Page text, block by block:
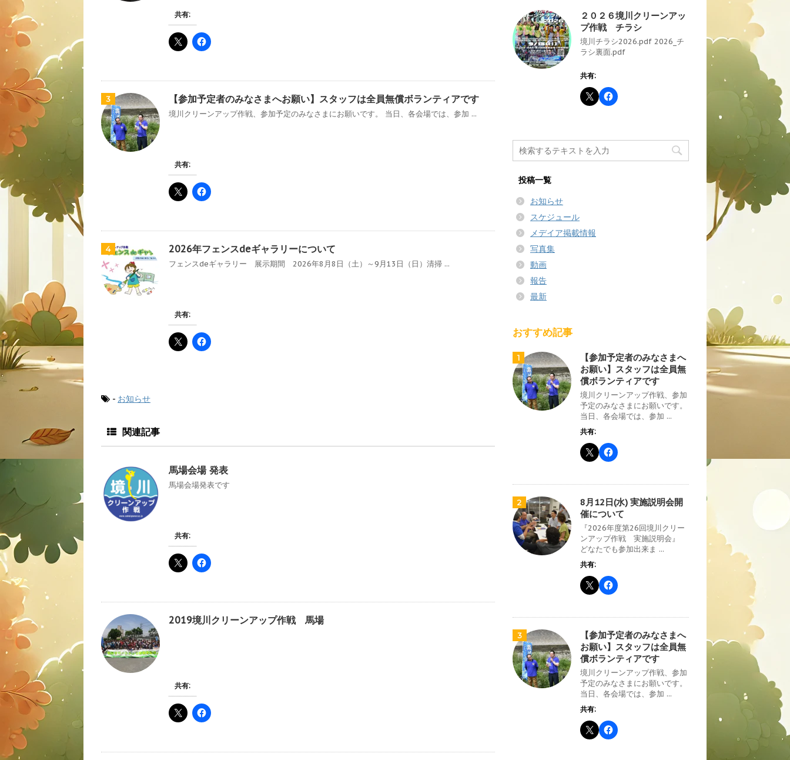
共有:
3 【参加予定者のみなさまへお願い】スタッフは全員無償ボランティアです
境川クリーンアップ作戦、参加予定のみなさまにお願いです。 当日、各会場では、参加 ...
共有:
4 2026年フェンスdeギャラリーについて
フェンスdeギャラリー 展示期間 2026年8月8日（土）～9月13日（日）清掃 ...
共有:
- お知らせ
関連記事
馬場会場 発表
馬場会場発表です
共有:
2019境川クリーンアップ作戦 馬場
共有:
２０２６境川クリーンアッ
プ作戦 チラシ
境川チラシ2026.pdf 2026_チ
ラシ裏面.pdf
共有:
投稿一覧
お知らせ
スケジュール
メデイア掲載情報
写真集
動画
報告
最新
おすすめ記事
1
【参加予定者のみなさまへ
お願い】スタッフは全員無
償ボランティアです
境川クリーンアップ作戦、参加
予定のみなさまにお願いです。
当日、各会場では、参加 ...
共有:
2
8月12日(水) 実施説明会開
催について
『2026年度第26回境川クリー
ンアップ作戦 実施説明会』
どなたでも参加出来ま ...
共有:
3
【参加予定者のみなさまへ
お願い】スタッフは全員無
償ボランティアです
境川クリーンアップ作戦、参加
予定のみなさまにお願いです。
当日、各会場では、参加 ...
共有: